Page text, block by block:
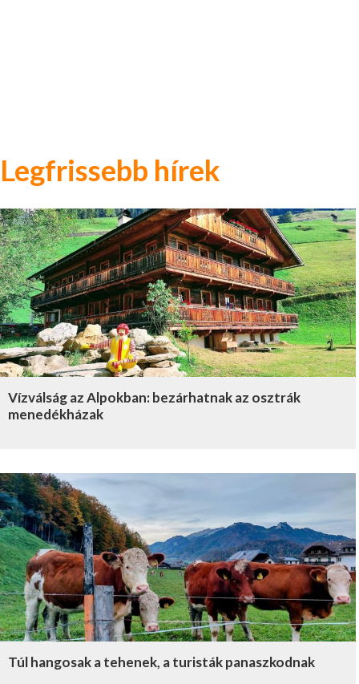
Legfrissebb hírek
Vízválság az Alpokban: bezárhatnak az osztrák
menedékházak
Túl hangosak a tehenek, a turisták panaszkodnak